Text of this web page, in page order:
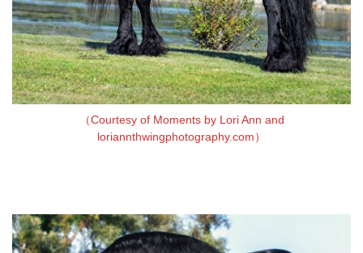
（Courtesy of Moments by Lori Ann and
loriannthwingphotography.com）